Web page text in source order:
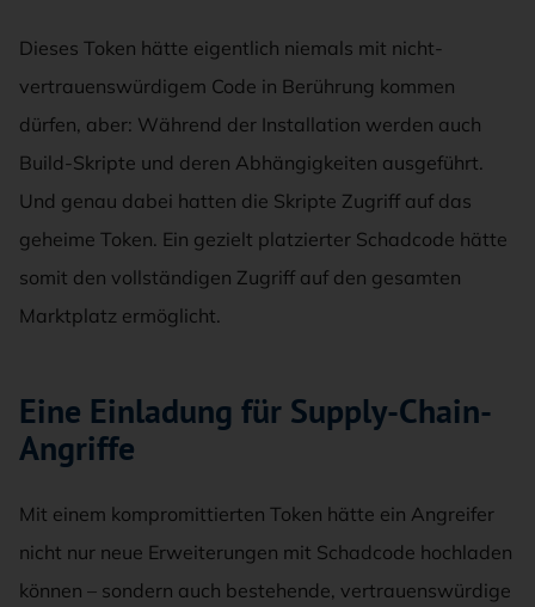
Dieses Token hätte eigentlich niemals mit nicht-
vertrauenswürdigem Code in Berührung kommen
dürfen, aber: Während der Installation werden auch
Build-Skripte und deren Abhängigkeiten ausgeführt.
Und genau dabei hatten die Skripte Zugriff auf das
geheime Token. Ein gezielt platzierter Schadcode hätte
somit den vollständigen Zugriff auf den gesamten
Marktplatz ermöglicht.
Eine Einladung für Supply-Chain-
Angriffe
Mit einem kompromittierten Token hätte ein Angreifer
nicht nur neue Erweiterungen mit Schadcode hochladen
können – sondern auch bestehende, vertrauenswürdige